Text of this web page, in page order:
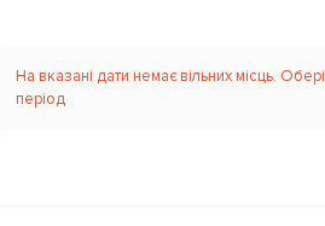
На вказані дати немає вільних місць.
період